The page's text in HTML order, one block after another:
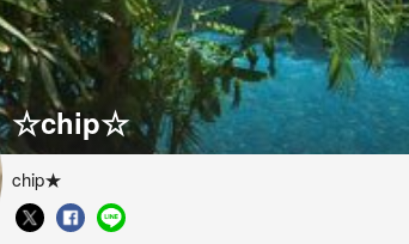
☆chip☆
chip★